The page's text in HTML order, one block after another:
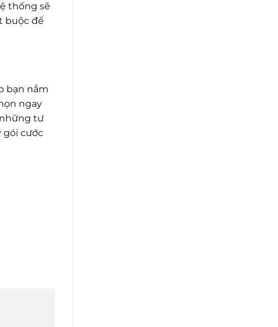
thống sẽ
buộc để
bạn nắm
ngay
tư
gói cước